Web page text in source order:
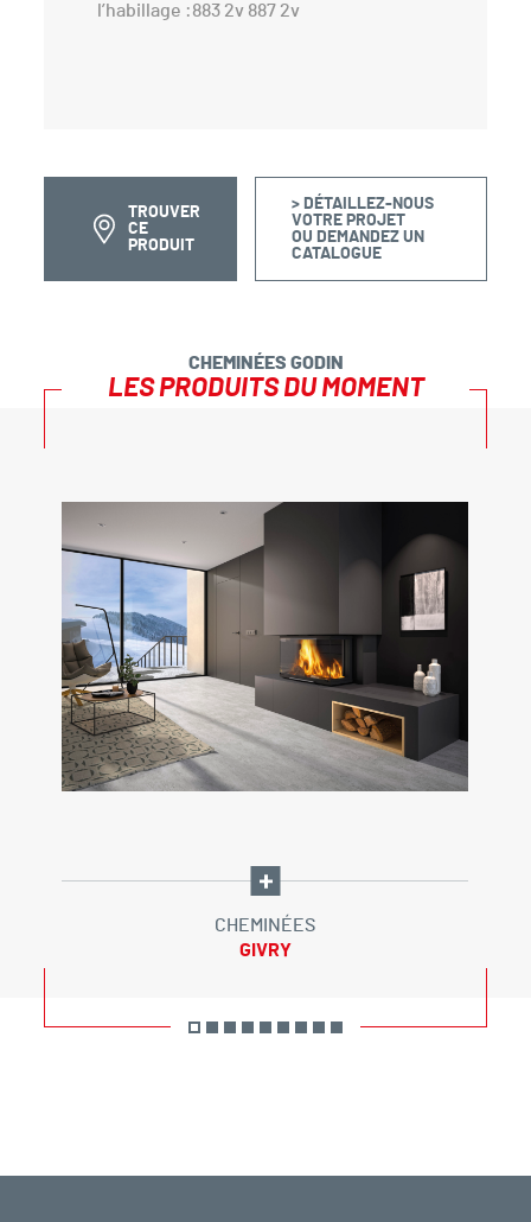
l’habillage :883 2v 887 2v
TROUVER
CE
PRODUIT
> DÉTAILLEZ-NOUS
VOTRE PROJET
OU DEMANDEZ UN
CATALOGUE
CHEMINÉES GODIN
LES PRODUITS DU MOMENT
GIVRY
CHEMINÉES